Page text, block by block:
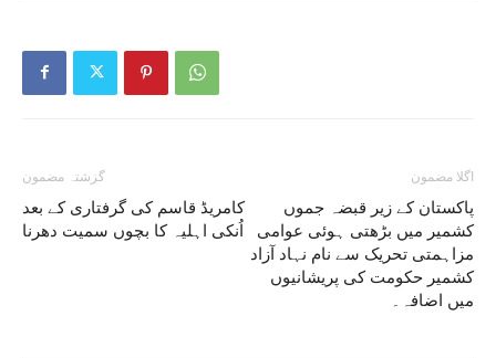
گزشتہ مضمون
کامریڈ قاسم کی گرفتاری کے بعد
اُنکی اہلیہ کا بچوں سمیت دھرنا
اگلا مضمون
پاکستان کے زیر قبضہ جموں
کشمیر میں بڑھتی ہوئی عوامی
مزاہمتی تحریک سے نام نہاد آزاد
کشمیر حکومت کی پریشانیوں
میں اضافہ۔